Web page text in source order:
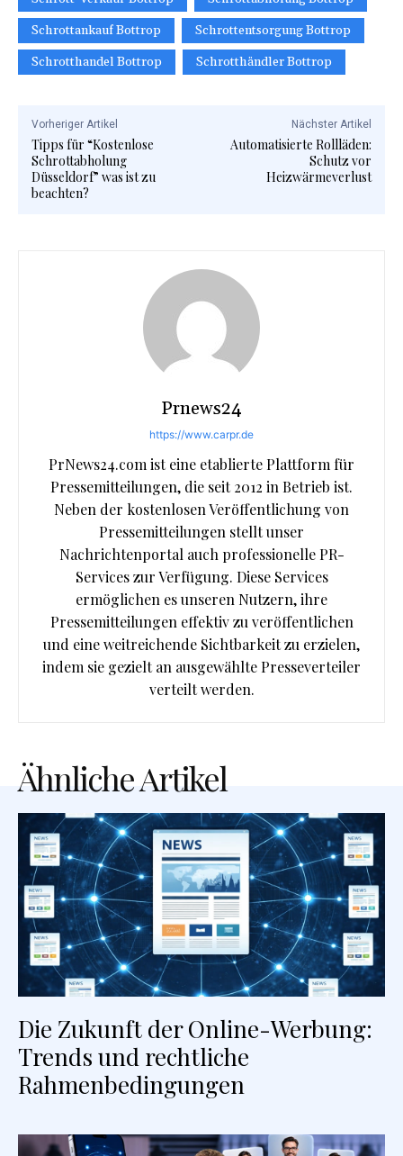
Schrottankauf Bottrop
Schrottentsorgung Bottrop
Schrotthandel Bottrop
Schrotthändler Bottrop
Vorheriger Artikel
Tipps für “Kostenlose
Schrottabholung
Düsseldorf” was ist zu
beachten?
Nächster Artikel
Automatisierte Rollläden:
Schutz vor
Heizwärmeverlust
Prnews24
https://www.carpr.de
PrNews24.com ist eine etablierte Plattform für
Pressemitteilungen, die seit 2012 in Betrieb ist.
Neben der kostenlosen Veröffentlichung von
Pressemitteilungen stellt unser
Nachrichtenportal auch professionelle PR-
Services zur Verfügung. Diese Services
ermöglichen es unseren Nutzern, ihre
Pressemitteilungen effektiv zu veröffentlichen
und eine weitreichende Sichtbarkeit zu erzielen,
indem sie gezielt an ausgewählte Presseverteiler
verteilt werden.
Ähnliche Artikel
Die Zukunft der Online-Werbung:
Trends und rechtliche
Rahmenbedingungen